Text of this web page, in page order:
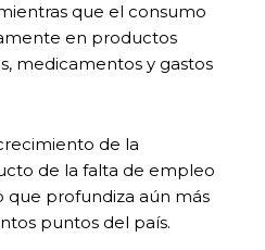
que el consumo
en productos
medicamentos y gastos
de la
de la falta de empleo
que profundiza aún más
puntos del país.